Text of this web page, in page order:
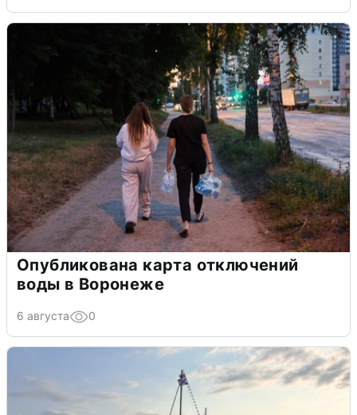
Опубликована карта отключений
воды в Воронеже
6 августа 0